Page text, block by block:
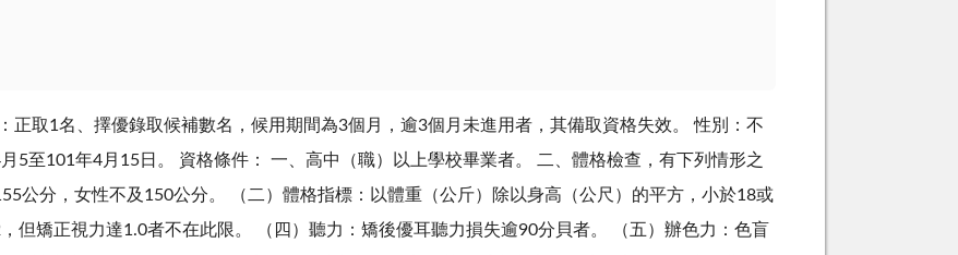
正取1名、擇優錄取候補數名，候用期間為3個月，逾3個月未進用者，其備取資格失效。 性別：不
5至101年4月15日。 資格條件： 一、高中（職）以上學校畢業者。 二、體格檢查，有下列情形之
公分，女性不及150公分。 （二）體格指標：以體重（公斤）除以身高（公尺）的平方，小於18或
但矯正視力達1.0者不在此限。 （四）聽力：矯後優耳聽力損失逾90分貝者。 （五）辦色力：色盲